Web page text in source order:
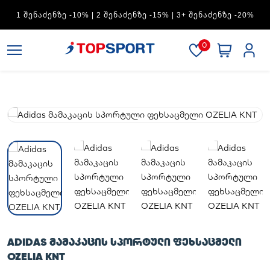
ᲨᲔᲜᲐᲫᲔᲜᲖᲔ -30%
0
ADIDAS ᲛᲐᲛᲐᲙᲐᲪᲘᲡ ᲡᲞᲝᲠᲢᲣᲚᲘ ᲤᲔᲮᲡᲐᲪᲛᲔᲚᲘ
OZELIA KNT